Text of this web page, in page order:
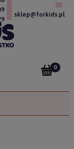
sklep@forkids.pl